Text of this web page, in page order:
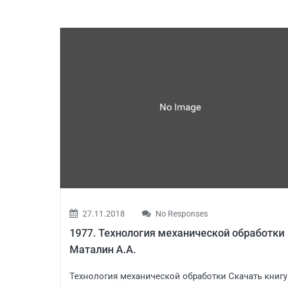
27.11.2018 No Responses
1977. Технология механической обработки
Маталин А.А.
Технология механической обработки Скачать книгу